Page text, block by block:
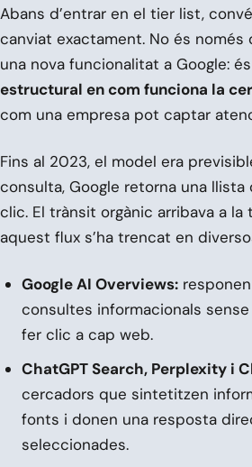
Abans d’entrar en el tier list,
canviat exactament. No és només
una nova funcionalitat a Google:
estructural en com funciona la
com una empresa pot captar
Fins al 2023, el model era
consulta, Google retorna una llista
clic. El trànsit orgànic arribava a la
aquest flux s’ha trencat en
Google AI Overviews:
consultes informacionals sense
fer clic a cap web.
ChatGPT Search, Perplexity i
cercadors que sintetitzen
fonts i donen una resposta
seleccionades.